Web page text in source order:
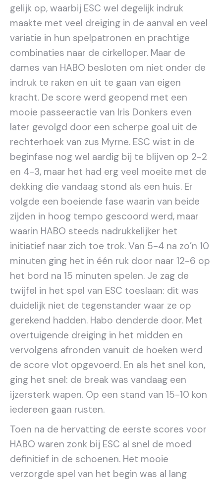
gelijk op, waarbij ESC wel degelijk indruk
maakte met veel dreiging in de aanval en veel
variatie in hun spelpatronen en prachtige
combinaties naar de cirkelloper. Maar de
dames van HABO besloten om niet onder de
indruk te raken en uit te gaan van eigen
kracht. De score werd geopend met een
mooie passeeractie van Iris Donkers even
later gevolgd door een scherpe goal uit de
rechterhoek van zus Myrne. ESC wist in de
beginfase nog wel aardig bij te blijven op 2-2
en 4-3, maar het had erg veel moeite met de
dekking die vandaag stond als een huis. Er
volgde een boeiende fase waarin van beide
zijden in hoog tempo gescoord werd, maar
waarin HABO steeds nadrukkelijker het
initiatief naar zich toe trok. Van 5-4 na zo’n 10
minuten ging het in één ruk door naar 12-6 op
het bord na 15 minuten spelen. Je zag de
twijfel in het spel van ESC toeslaan: dit was
duidelijk niet de tegenstander waar ze op
gerekend hadden. Habo denderde door. Met
overtuigende dreiging in het midden en
vervolgens afronden vanuit de hoeken werd
de score vlot opgevoerd. En als het snel kon,
ging het snel: de break was vandaag een
ijzersterk wapen. Op een stand van 15-10 kon
iedereen gaan rusten.
Toen na de hervatting de eerste scores voor
HABO waren zonk bij ESC al snel de moed
definitief in de schoenen. Het mooie
verzorgde spel van het begin was al lang